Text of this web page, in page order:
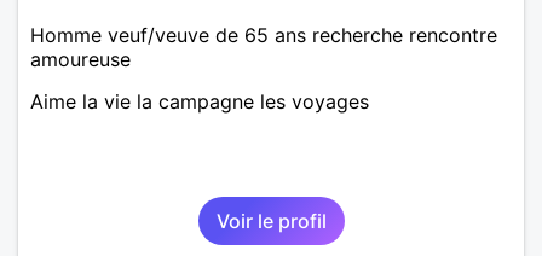
Homme veuf/veuve de 65 ans recherche rencontre
amoureuse
Aime la vie la campagne les voyages
Voir le profil